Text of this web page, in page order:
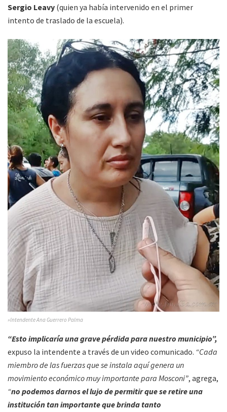
Sergio Leavy (quien ya había intervenido en el primer
intento de traslado de la escuela).
»Intendente Ana Guerrero Palma
“Esto implicaría una grave pérdida para nuestro municipio”,
expuso la intendente a través de un video comunicado. “Cada
miembro de las fuerzas que se instala aquí genera un
movimiento económico muy importante para Mosconi”, agrega,
“no podemos darnos el lujo de permitir que se retire una
institución tan importante que brinda tanto